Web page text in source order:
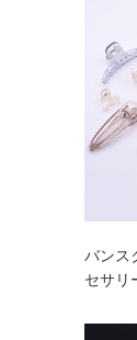
バンス
セサリ